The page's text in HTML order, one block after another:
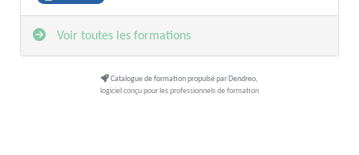
Voir toutes les formations
Catalogue de formation propulsé par Dendreo,
logiciel conçu pour les professionnels de formation